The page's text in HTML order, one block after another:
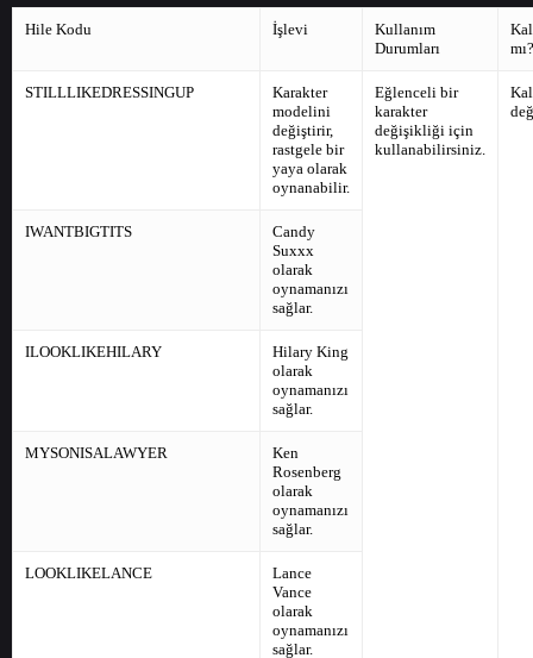
Hile Kodu İşlevi
Kullanım
Durumları
mı?
STILLLIKEDRESSINGUP
Karakter
modelini
değiştirir,
rastgele bir
yaya olarak
oynanabilir.
Eğlenceli bir
karakter
değişikliği için
kullanabilirsiniz.
IWANTBIGTITS
Candy
Suxxx
olarak
oynamanızı
sağlar.
ILOOKLIKEHILARY
Hilary King
olarak
oynamanızı
sağlar.
MYSONISALAWYER
Ken
Rosenberg
olarak
oynamanızı
sağlar.
LOOKLIKELANCE
Lance
Vance
olarak
oynamanızı
sağlar.